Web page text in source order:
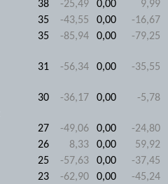
38 -25,49 0,00
9,99
35 -43,55 0,00
-16,67
35 -85,94 0,00 -79,25
31 -56,34 0,00 -35,55
30 -36,17 0,00 -5,78
27 -49,06 0,00
-24,80
26 8,33 0,00
59,92
25 -57,63 0,00
-37,45
23 -62,90 0,00 -45,24